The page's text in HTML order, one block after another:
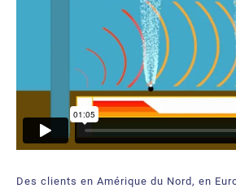
Des clients en Amérique du Nord, en